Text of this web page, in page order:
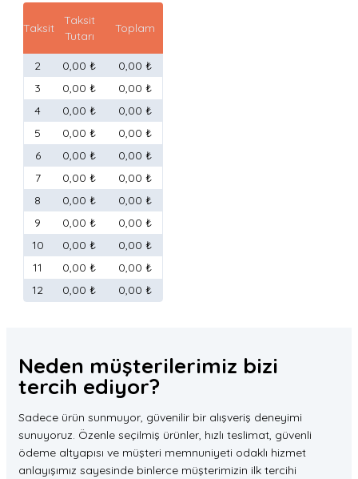
Taksit
Taksit
Tutarı
Toplam
2 0,00 ₺
0,00 ₺
3
0,00 ₺
0,00 ₺
4
0,00 ₺
0,00 ₺
5
0,00 ₺
0,00 ₺
6
0,00 ₺
0,00 ₺
7
0,00 ₺
0,00 ₺
8
0,00 ₺
0,00 ₺
9
0,00 ₺
0,00 ₺
10
0,00 ₺
0,00 ₺
11
0,00 ₺
0,00 ₺
12
0,00 ₺ 0,00 ₺
Neden müşterilerimiz bizi
tercih ediyor?
Sadece ürün sunmuyor, güvenilir bir alışveriş deneyimi
sunuyoruz. Özenle seçilmiş ürünler, hızlı teslimat, güvenli
ödeme altyapısı ve müşteri memnuniyeti odaklı hizmet
anlayışımız sayesinde binlerce müşterimizin ilk tercihi